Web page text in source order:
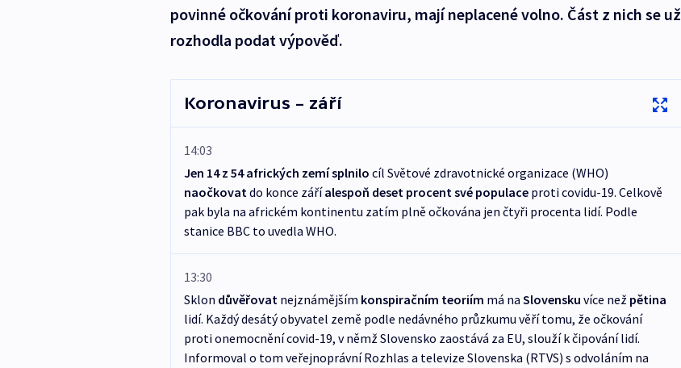
povinné očkování proti koronaviru, mají neplacené volno. Část z nich se už
rozhodla podat výpověď.
Koronavirus – září
14:03
Jen 14 z 54 afrických zemí splnilo cíl Světové zdravotnické organizace (WHO)
naočkovatdo konce záříalespoň deset procent své populaceproti covidu-19. Celkově
pak byla na africkém kontinentu zatím plně očkována jen čtyři procenta lidí. Podle
stanice BBC to uvedla WHO.
13:30
Sklon důvěřovatnejznámějším konspiračním teoriím má na Slovensku více než pětina
lidí. Každý desátý obyvatel země podle nedávného průzkumu věří tomu, že očkování
proti onemocnění covid-19, v němž Slovensko zaostává za EU, slouží k čipování lidí.
Informoval o tom veřejnoprávní Rozhlas a televize Slovenska (RTVS) s odvoláním na